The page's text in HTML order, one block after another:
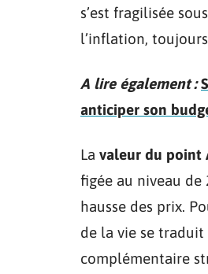
s’est fragilisée
l’inflation,
A lire également :
anticiper son
La valeur du point
figée au niveau de
hausse des prix.
de la vie se
complémentaire